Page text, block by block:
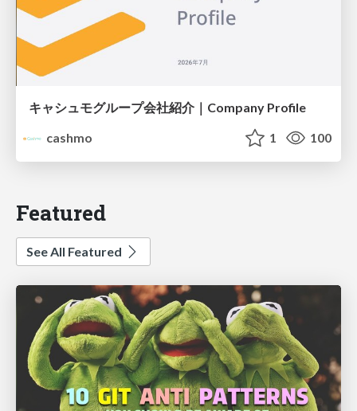
キャシュモグループ会社紹介｜Company Profile
cashmo
1 100
Featured
See All Featured